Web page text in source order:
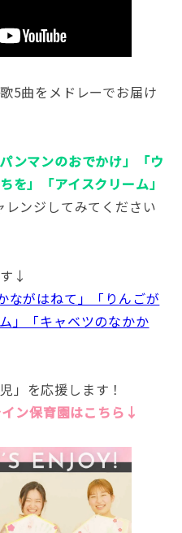
5曲をメドレーでお届け
ンマンのおでかけ」「ウ
を」「アイスクリーム」
レンジしてみてください
↓
ながはねて」「りんごが
」「キャベツのなかか
」を応援します！
ン保育園はこちら↓